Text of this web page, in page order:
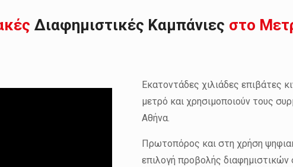
Διαφημιστικές Καμπάνιες στο
Εκατοντάδες χιλιάδες επιβάτες
μετρό και χρησιμοποιούν τους
Αθήνα.
Πρωτοπόρος και στη χρήση
επιλογή προβολής